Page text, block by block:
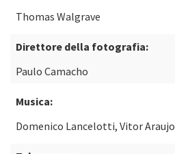
Thomas Walgrave
Direttore della fotografia:
Paulo Camacho
Musica:
Domenico Lancelotti, Vitor Araujo